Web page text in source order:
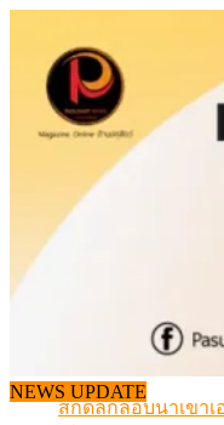
content
NEWS UPDATE
สกัดลักลอบนำเข้า